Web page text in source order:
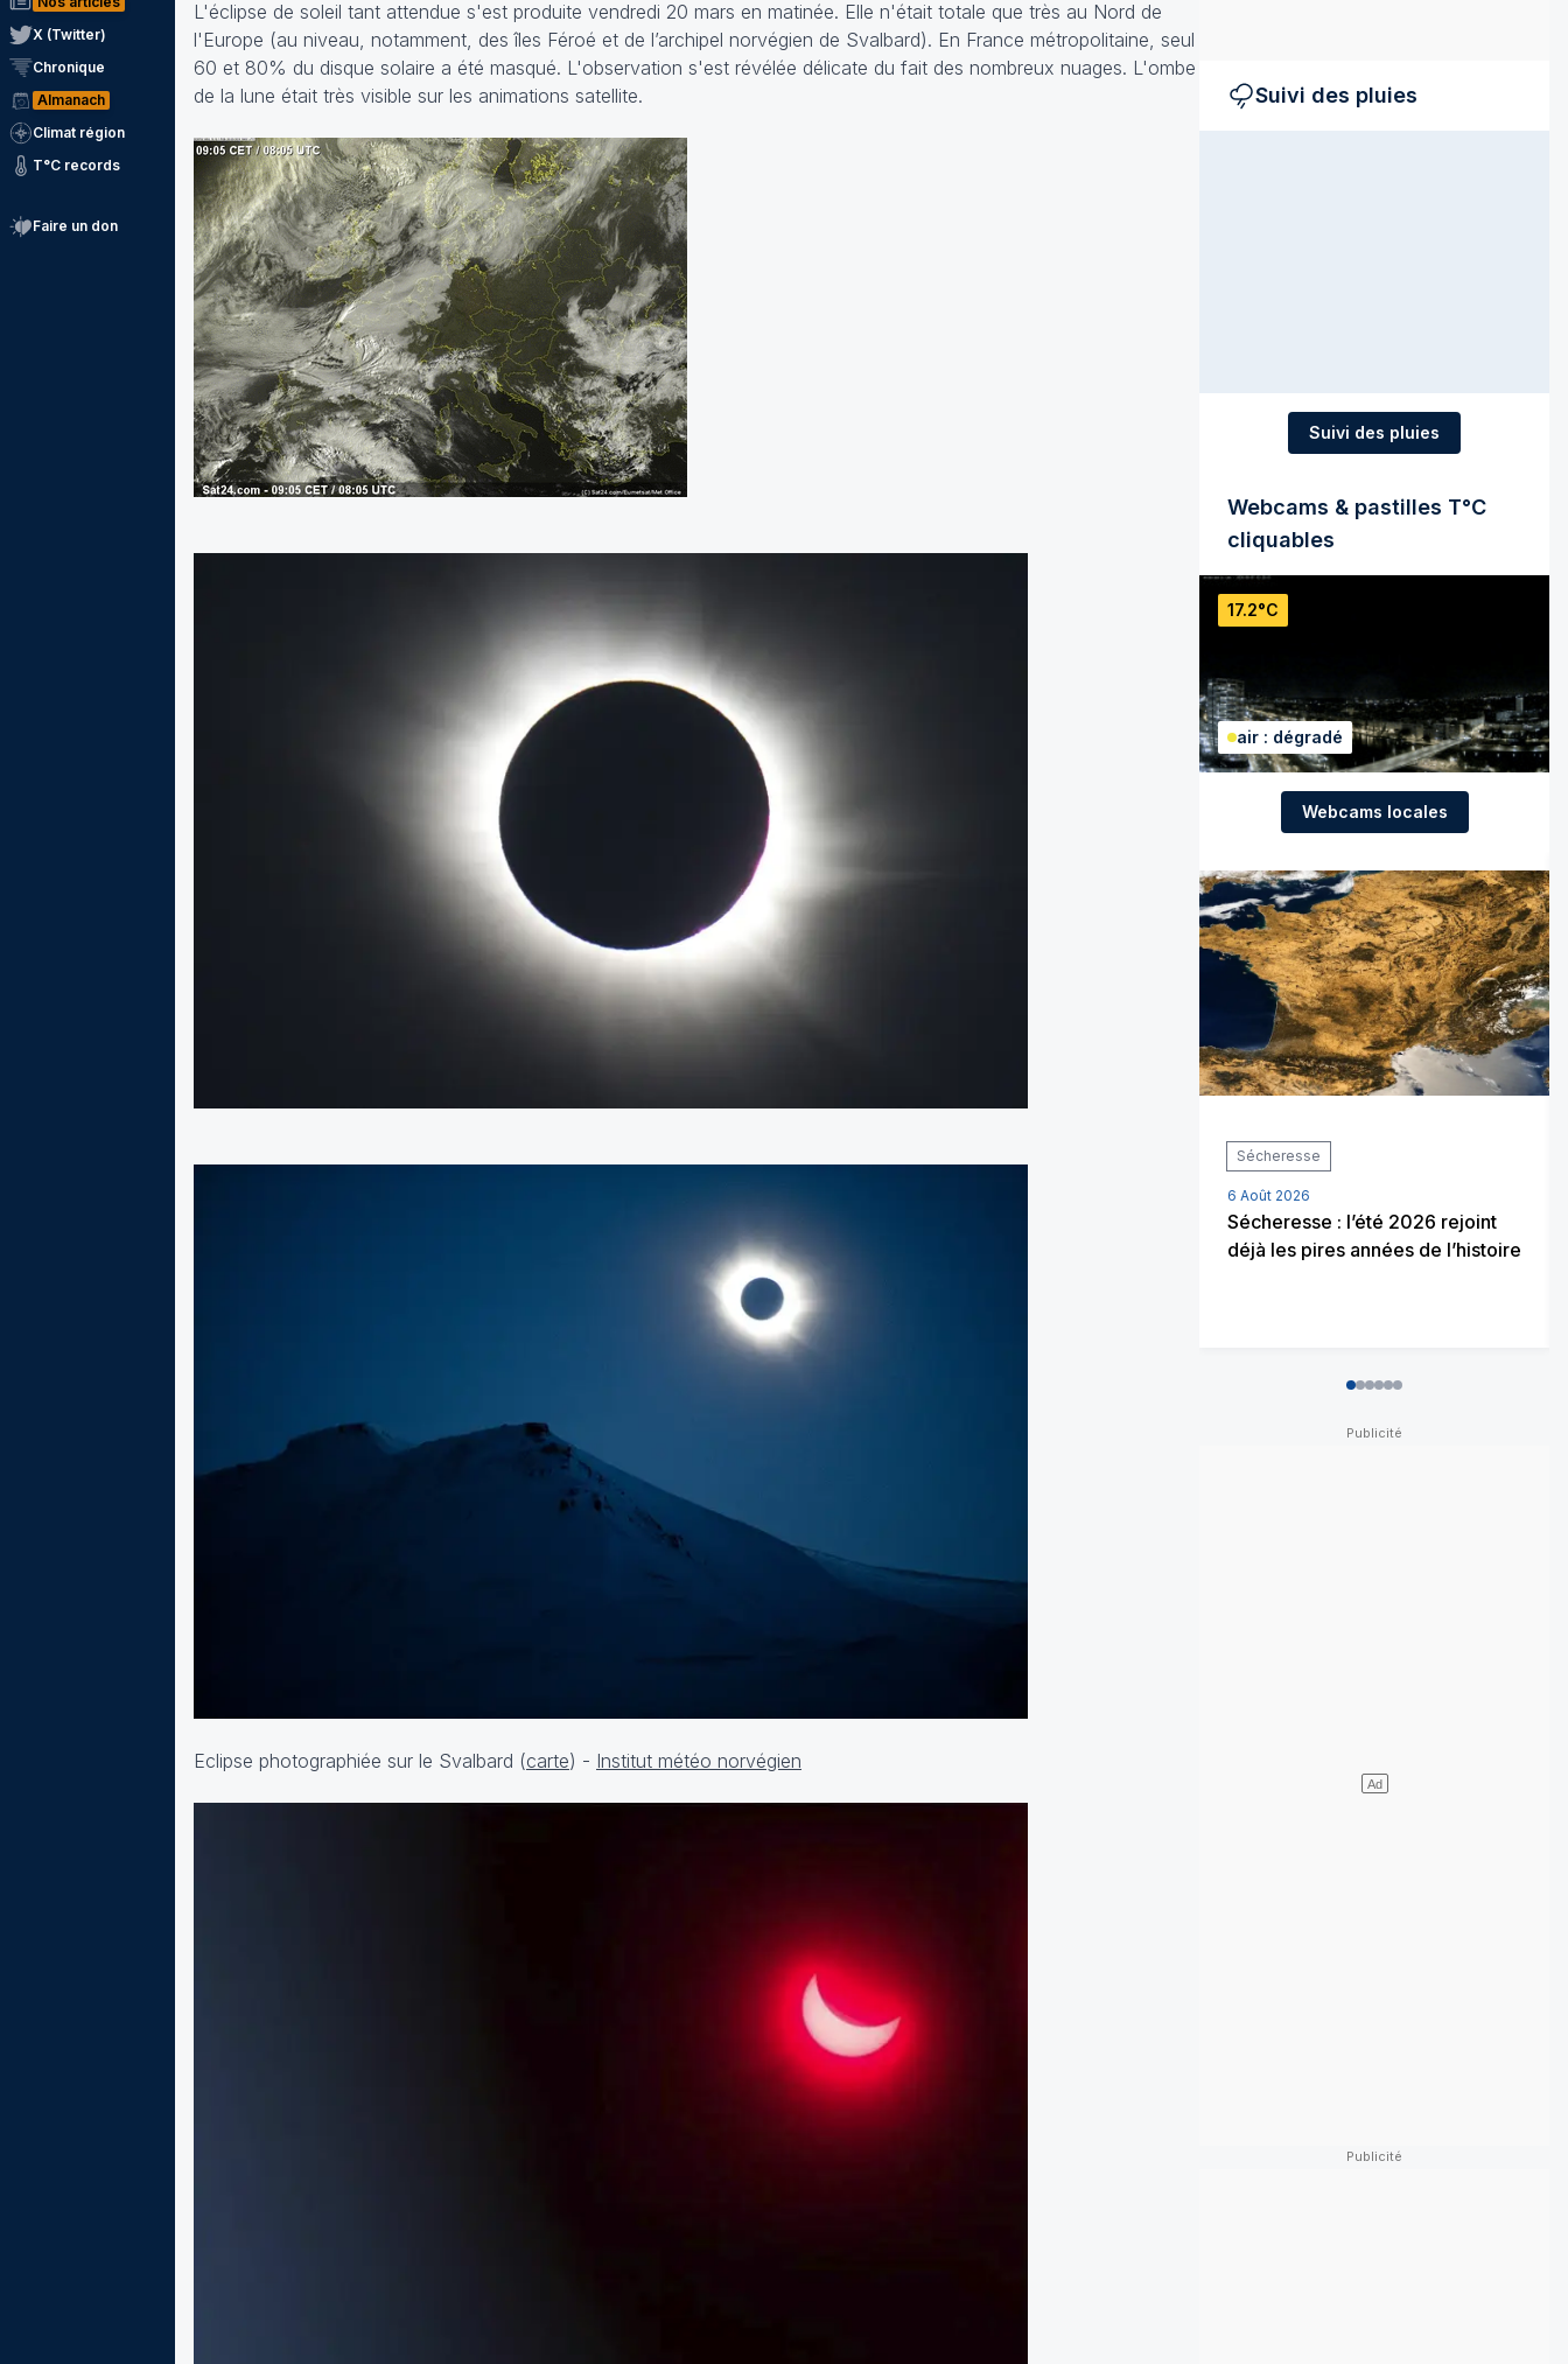
X (Twitter)
Chronique
Almanach
Climat région
T°C records
Faire un don
L'éclipse de soleil tant attendue s'est produite vendredi 20 mars en matinée. Elle n'était totale que très au Nord de
l'Europe (au niveau, notamment, des îles Féroé et de l’archipel norvégien de Svalbard). En France métropolitaine, seul
60 et 80% du disque solaire a été masqué. L'observation s'est révélée délicate du fait des nombreux nuages. L'ombe
de la lune était très visible sur les animations satellite.
Eclipse photographiée sur le Svalbard (carte) - Institut météo norvégien
Suivi des pluies
Suivi des pluies
Webcams & pastilles T°C
cliquables
17.2°C
air : dégradé
Webcams locales
Sécheresse
6 Août 2026
Sécheresse : l’été 2026 rejoint
déjà les pires années de l’histoire
012345